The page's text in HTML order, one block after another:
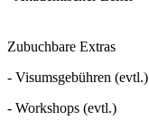
Zubuchbare Extras
- Visumsgebühren (evtl.)
- Workshops (evtl.)